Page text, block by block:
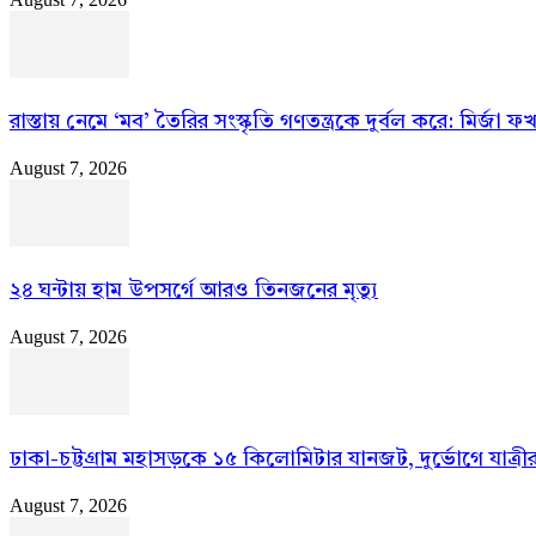
রাস্তায় নেমে ‘মব’ তৈরির সংস্কৃতি গণতন্ত্রকে দুর্বল করে: মির্জা
August 7, 2026
২৪ ঘন্টায় হাম উপসর্গে আরও তিনজনের মৃত্যু
August 7, 2026
ঢাকা-চট্টগ্রাম মহাসড়কে ১৫ কিলোমিটার যানজট, দুর্ভোগে
August 7, 2026